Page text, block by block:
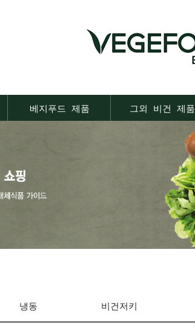
베지푸드 제품 그외 비건 제품
냉동 비건저키